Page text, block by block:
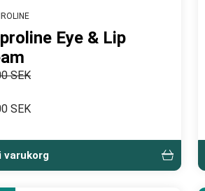
Eye & Lip
SEK
SEK
varukorg